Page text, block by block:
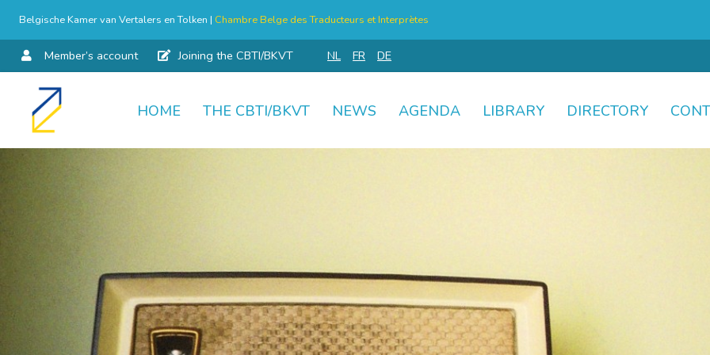
Belgische Kamer van Vertalers en Tolken | Chambre Belge des Traducteurs et Interprètes
Member’s account Joining the CBTI/BKVT NL FR DE
Skip
HOME THE CBTI/BKVT NEWS AGENDA LIBRARY DIRECTORY